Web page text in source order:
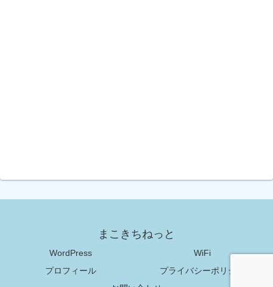
まこきちねっと
WordPress
WiFi
プロフィール
プライバシーポリシー